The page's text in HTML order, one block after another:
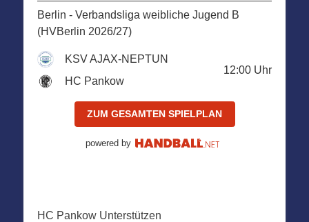
Berlin - Verbandsliga weibliche Jugend B
(HVBerlin 2026/27)
KSV AJAX-NEPTUN
HC Pankow
12:00 Uhr
ZUM GESAMTEN SPIELPLAN
powered by
HC Pankow Unterstützen